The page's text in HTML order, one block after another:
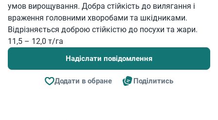
умов вирощування. Добра стійкість до вилягання і
враження головними хворобами та шкідниками.
Відрізняється доброю стійкістю до посухи та жари.
11,5 – 12,0 т/га
Надіслати повідомлення
Додати в обране Поділитись